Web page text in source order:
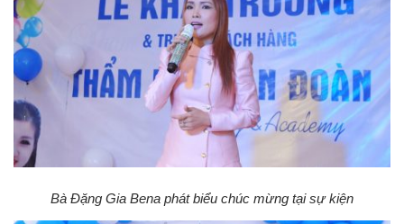
Bà Đặng Gia Bena phát biểu chúc mừng tại sự kiện